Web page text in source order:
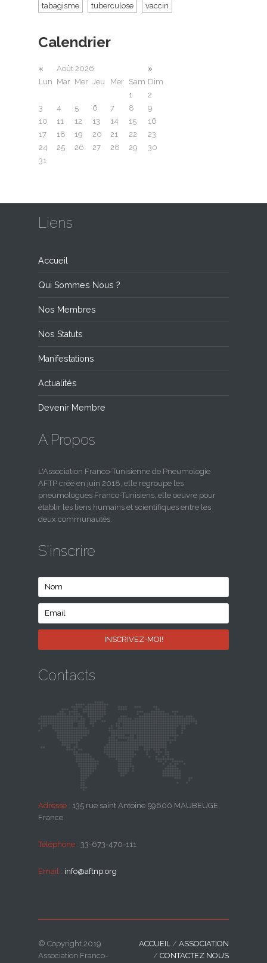
tabagisme
tuberculose vaccin
Calendrier
« Août 2026
»
Lun Mar Mer Jeu Mer Sam Dim
1
2
3
4 5 6 7 8
9
10
11 12 13 14 15
16
17
18 19 20 21 22
23
24
25 26 27 28 29
30
31
Liens
Accueil
Qui Sommes Nous ?
Nos Membres
Nos Statuts
Manifestations
Actualités
Devenir Membre
A Propos
L'Association Franco-Tunisienne de Pneumologie
AFTP créé en juin 2018, elle regroupe les
pneumologues Franco-Tunisiens, elle oeuvre pour
établir les liens humains et scientifiques entre les
deux communautés.
S'inscrire
Contacts
Adresse : 135 rue saint Antoine 59600 MAUBEUGE,
France
Téléphone : 33-673-470-111
Email : info@aftnp.org
© Copyright 2019
Association Franco-
ACCUEIL / ASSOCIATION
/ CONTACTEZ NOUS